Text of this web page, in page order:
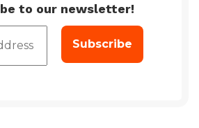
to our newsletter!